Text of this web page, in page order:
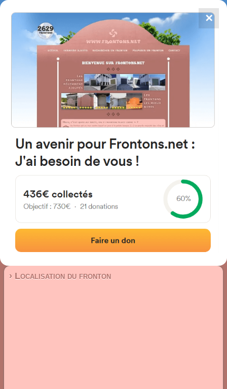
FRONTONS.NET
RECHERCHER UN FRONTON
PROPOSER UN FRONTON
4867
frontons
20018 Donostia, Gipuzkoa
Añorga Hiribidea 40
Fronton mur à gauche
Localisation|Photos|Commentaires et avis
› Localisation du fronton
✕